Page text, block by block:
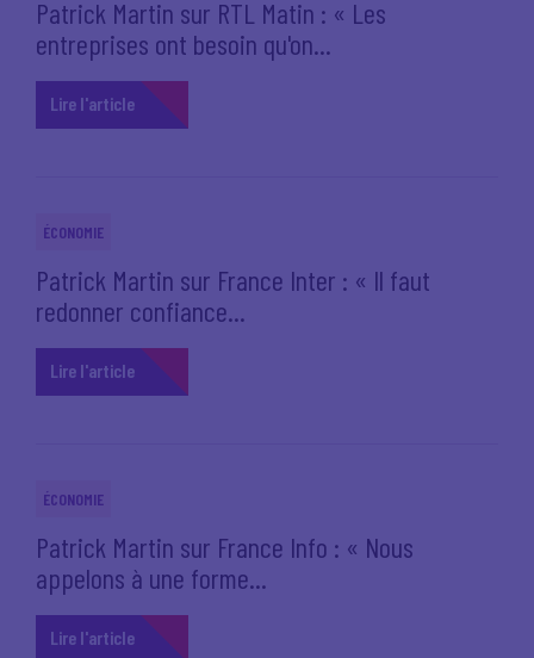
Patrick Martin sur RTL Matin : « Les
entreprises ont besoin qu'on...
Lire l'article
ÉCONOMIE
Patrick Martin sur France Inter : « Il faut
redonner confiance...
Lire l'article
ÉCONOMIE
Patrick Martin sur France Info : « Nous
appelons à une forme...
Lire l'article